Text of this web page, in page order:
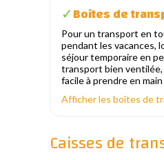
✓Boîtes de
Pour un transport en
pendant les vacances,
séjour temporaire en
transport bien ventilée,
facile à prendre en
Afficher les boîtes de
Caisses de